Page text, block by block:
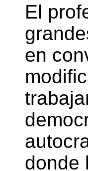
El
en
donde